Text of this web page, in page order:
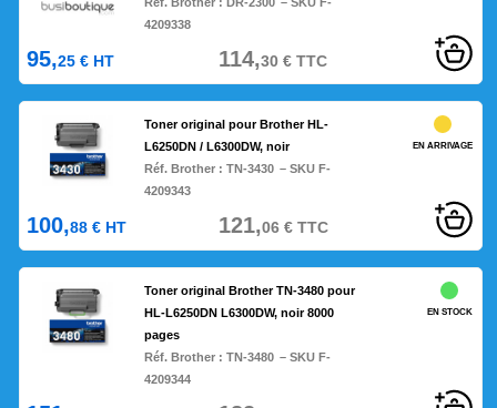
4209338
95,25 € HT 114,30€TTC
Toner original pour Brother HL-
L6250DN / L6300DW, noir
Réf. Brother :TN-3430 – SKU F-
4209343
EN ARRIVAGE
100,88 € HT 121,06€TTC
Toner original Brother TN-3480 pour
HL-L6250DN L6300DW, noir 8000
pages
Réf. Brother :TN-3480 – SKU F-
4209344
EN STOCK